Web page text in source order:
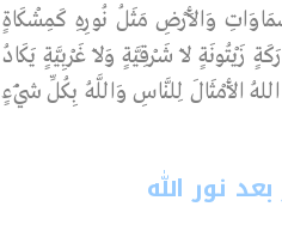
وَالأَرْضِ مَثَلُ نُورِهِ كَمِشْكَاةٍ
زَيْتُونَةٍ لاَ شَرْقِيَّةٍ وَلاَ غَرْبِيَّةٍ يَكَادُ
الأَمْثَالَ لِلنَّاسِ وَاللَّهُ بِكُلِّ شَيْءٍ
نور الله